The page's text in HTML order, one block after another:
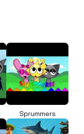
Sprummers